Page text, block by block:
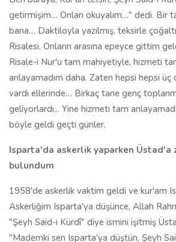
Isparta'da askerlik yaparken Üstad'a
bulundum
1958'de askerlik vaktim geldi ve kur'am
Askerliğim Isparta'ya düşünce, Allah
"Şeyh Said-i Kürdî" diye ismini işitmiş
"Mademki sen Isparta'ya düştün, Şeyh
Isparta'dadır. Git onu ziyaret et ve elini
elini öp, 'anama dua et' de." Böyle tembih
Gittim Isparta'ya, fakat bizim uzaktan bir
bizim akrabamızdı… Ceza almıştı… İdamlık
yakalanmış… Neyse en sonunda
göndermişler bunu. Ben Isparta'ya
olur, subaylardan tanıdığı falan vardır'